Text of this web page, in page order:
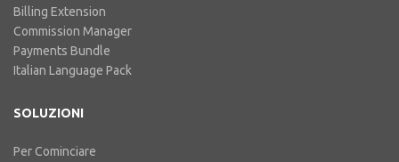
Billing Extension
Commission Manager
Payments Bundle
Italian Language Pack
SOLUZIONI
Per Cominciare